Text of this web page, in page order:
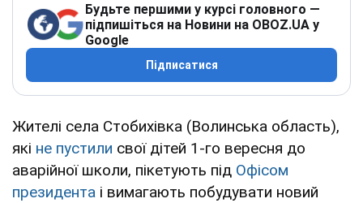
Будьте першими у курсі головного —
підпишіться на Новини на OBOZ.UA у
Google
Підписатися
Жителі села Стобихівка (Волинська область),
які не пустили свої дітей 1-го вересня до
аварійної школи, пікетують під Офісом
президента і вимагають побудувати новий